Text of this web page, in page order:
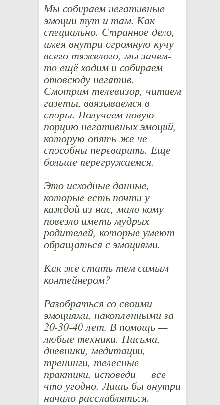
Мы собираем негативные
эмоции тут и там. Как
специально. Странное дело,
имея внутри огромную кучу
всего тяжелого, мы зачем-
то ещё ходим и собираем
отовсюду негатив.
Смотрим телевизор, читаем
газеты, ввязываемся в
споры. Получаем новую
порцию негативных эмоций,
которую опять же не
способны переварить. Еще
больше перегружаемся.
Это исходные данные,
которые есть почти у
каждой из нас, мало кому
повезло иметь мудрых
родителей, которые умеют
обращаться с эмоциями.
Как же стать тем самым
контейнером?
Разобраться со своими
эмоциями, накопленными за
20-30-40 лет. В помощь —
любые техники. Письма,
дневники, медитации,
тренинги, телесные
практики, исповеди — все
что угодно. Лишь бы внутри
начало расслабляться.